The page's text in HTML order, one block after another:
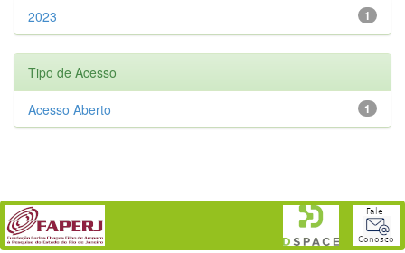
1
2023
Tipo de Acesso
1
Acesso Aberto